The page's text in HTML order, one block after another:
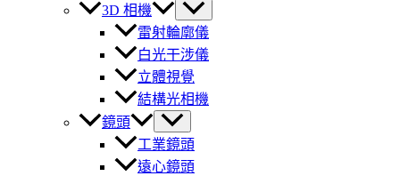
3D 相機
雷射輪廓儀
白光干涉儀
立體視覺
結構光相機
鏡頭
工業鏡頭
遠心鏡頭